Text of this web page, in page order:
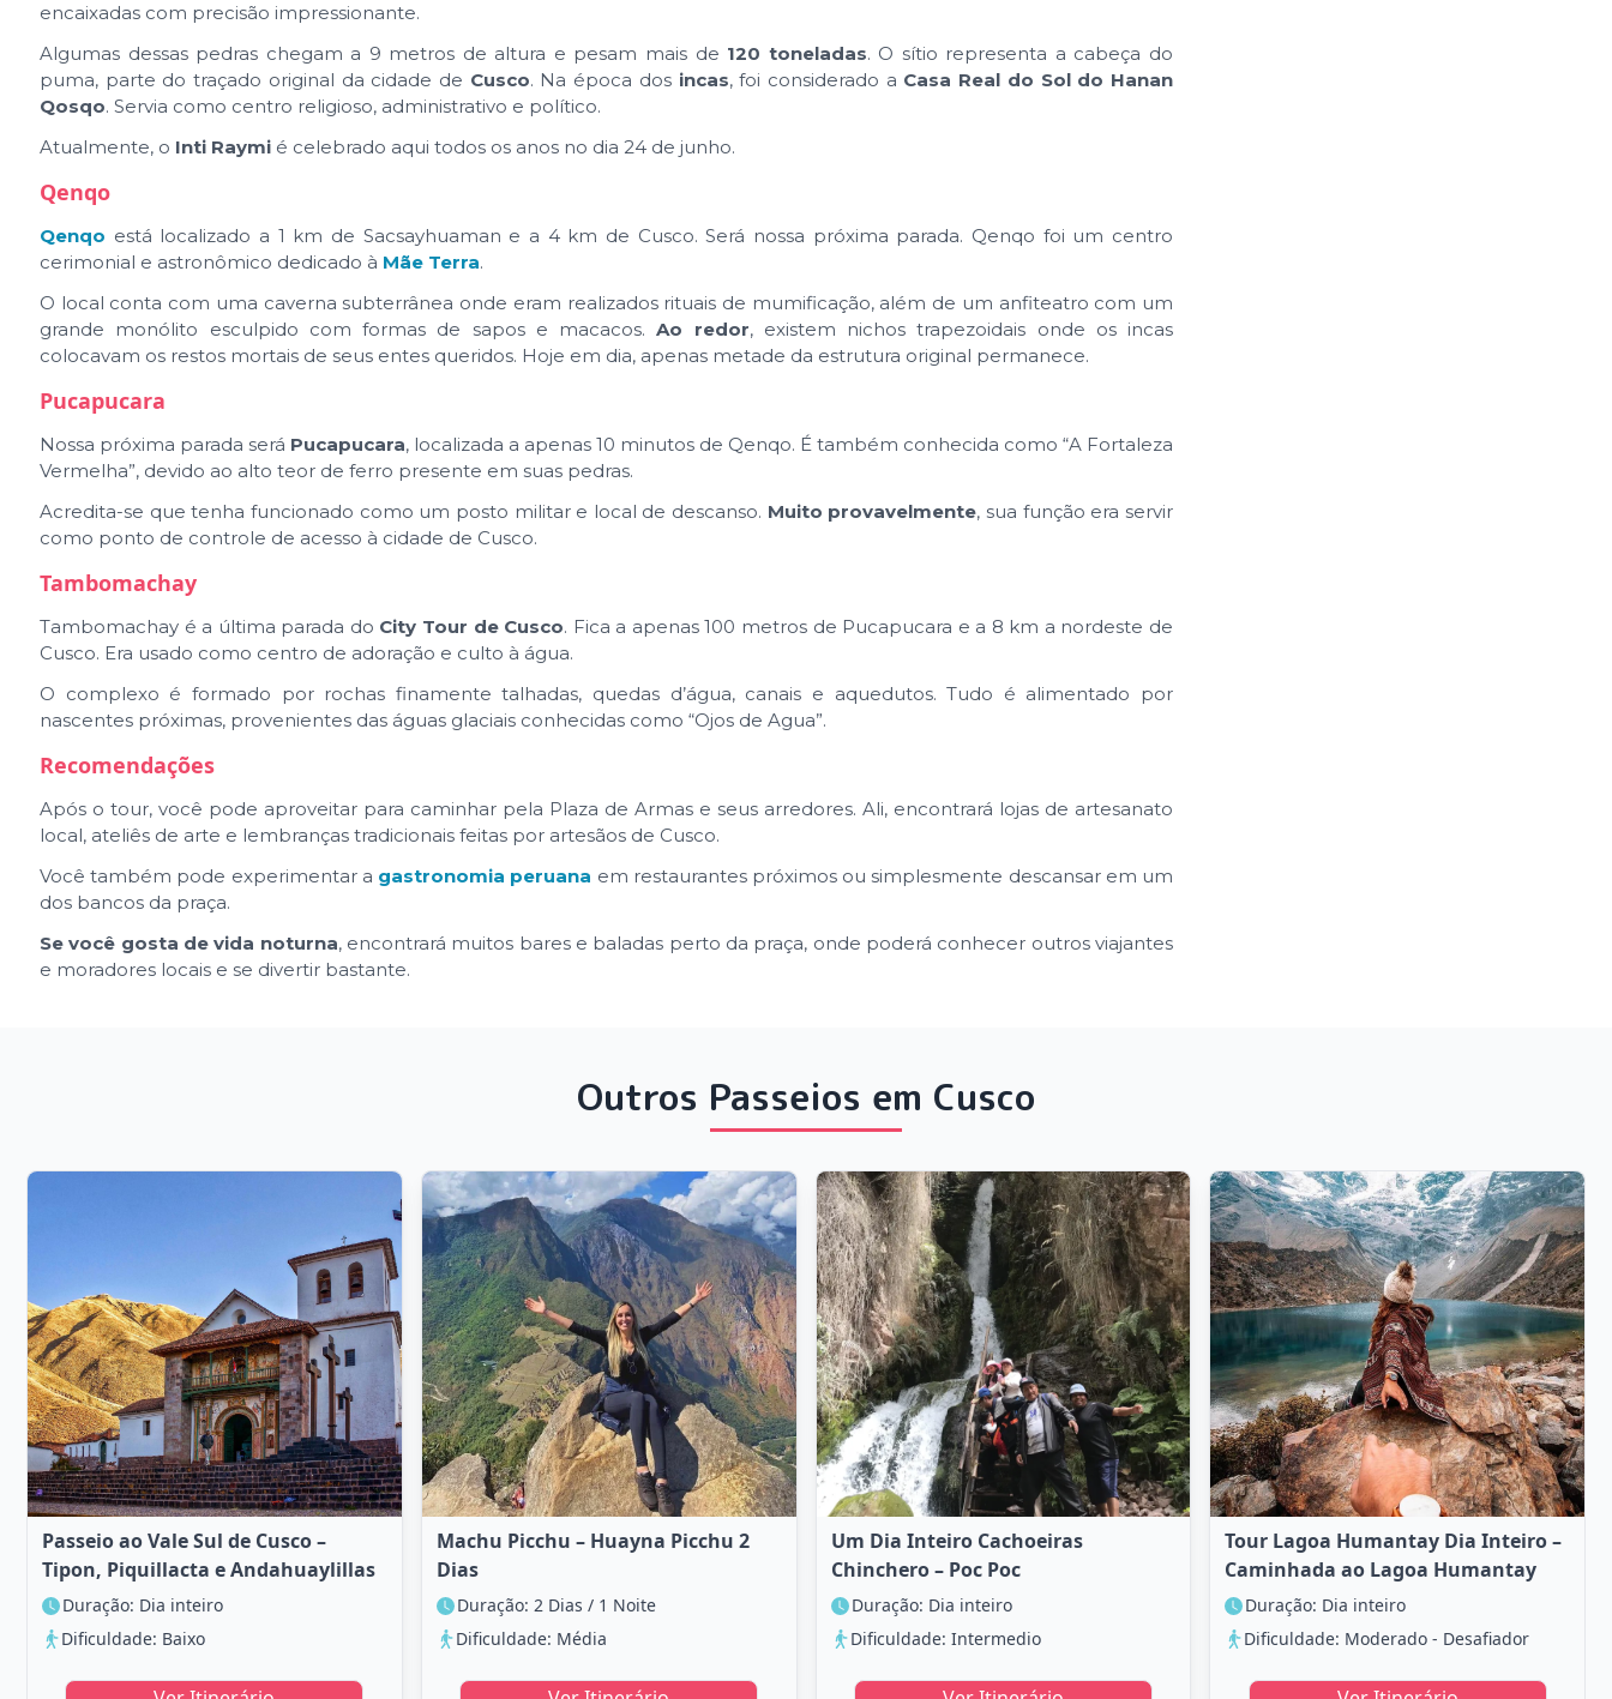
encaixadas com precisão impressionante.
Algumas dessas pedras chegam a 9 metros de altura e pesam mais de 120 toneladas. O sítio representa a cabeça do
puma, parte do traçado original da cidade de Cusco. Na época dos incas, foi considerado a Casa Real do Sol do Hanan
Qosqo. Servia como centro religioso, administrativo e político.
Atualmente, o Inti Raymi é celebrado aqui todos os anos no dia 24 de junho.
Qenqo
Qenqo está localizado a 1 km de Sacsayhuaman e a 4 km de Cusco. Será nossa próxima parada. Qenqo foi um centro
cerimonial e astronômico dedicado à Mãe Terra.
O local conta com uma caverna subterrânea onde eram realizados rituais de mumificação, além de um anfiteatro com um
grande monólito esculpido com formas de sapos e macacos.Ao redor, existem nichos trapezoidais onde os incas
colocavam os restos mortais de seus entes queridos. Hoje em dia, apenas metade da estrutura original permanece.
Pucapucara
Nossa próxima parada será Pucapucara, localizada a apenas 10 minutos de Qenqo. É também conhecida como “A Fortaleza
Vermelha”, devido ao alto teor de ferro presente em suas pedras.
Acredita-se que tenha funcionado como um posto militar e local de descanso. Muito provavelmente, sua função era servir
como ponto de controle de acesso à cidade de Cusco.
Tambomachay
Tambomachay é a última parada do City Tour de Cusco. Fica a apenas 100 metros de Pucapucara e a 8 km a nordeste de
Cusco. Era usado como centro de adoração e culto à água.
O complexo é formado por rochas finamente talhadas, quedas d’água, canais e aquedutos. Tudo é alimentado por
nascentes próximas, provenientes das águas glaciais conhecidas como “Ojos de Agua”.
Recomendações
Após o tour, você pode aproveitar para caminhar pela Plaza de Armas e seus arredores. Ali, encontrará lojas de artesanato
local, ateliês de arte e lembranças tradicionais feitas por artesãos de Cusco.
Você também pode experimentar a gastronomia peruana em restaurantes próximos ou simplesmente descansar em um
dos bancos da praça.
Se você gosta de vida noturna, encontrará muitos bares e baladas perto da praça, onde poderá conhecer outros viajantes
e moradores locais e se divertir bastante.
Outros Passeios em Cusco
Passeio ao Vale Sul de Cusco –
Tipon, Piquillacta e Andahuaylillas
Duração: Dia inteiro
Dificuldade: Baixo
Machu Picchu – Huayna Picchu 2
Dias
Duração: 2 Dias / 1 Noite
Dificuldade: Média
Um Dia Inteiro Cachoeiras
Chinchero – Poc Poc
Duração: Dia inteiro
Dificuldade: Intermedio
Tour Lagoa Humantay Dia Inteiro –
Caminhada ao Lagoa Humantay
Duração: Dia inteiro
Dificuldade: Moderado - Desafiador